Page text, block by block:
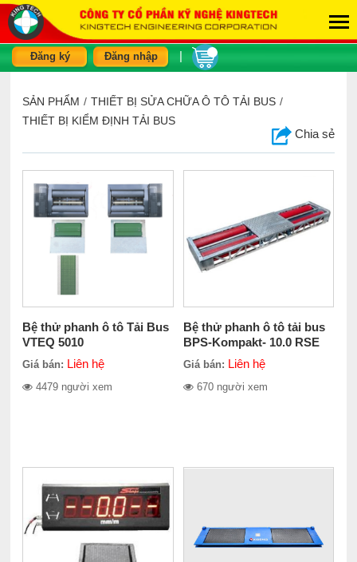
Đăng ký Đăng nhập
SẢN PHẨM / THIẾT BỊ SỬA CHỮA Ô TÔ TẢI BUS /
THIẾT BỊ KIỂM ĐỊNH TẢI BUS
Chia sẻ
Bệ thử phanh ô tô Tải Bus
VTEQ 5010
Giá bán: Liên hệ
4479 người xem
Bệ thử phanh ô tô tải bus
BPS-Kompakt- 10.0 RSE
Giá bán: Liên hệ
670 người xem